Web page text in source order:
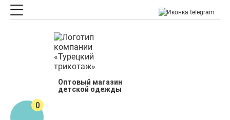
Оптовый магазин
детской одежды
0